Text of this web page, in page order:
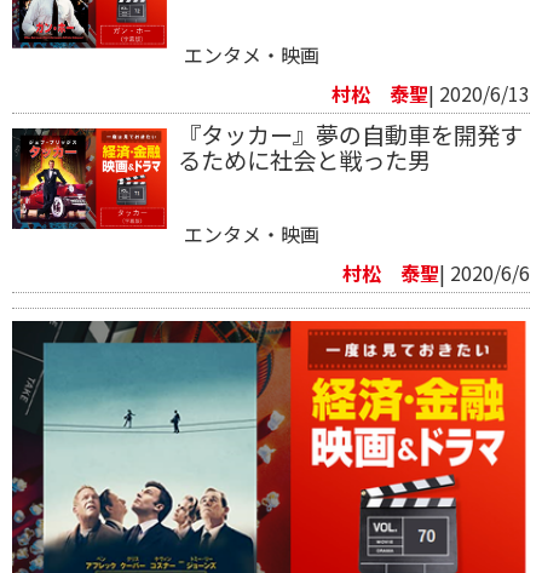
エンタメ・映画
村松 泰聖| 2020/6/13
『タッカー』夢の自動車を開発す
るために社会と戦った男
エンタメ・映画
村松 泰聖| 2020/6/6